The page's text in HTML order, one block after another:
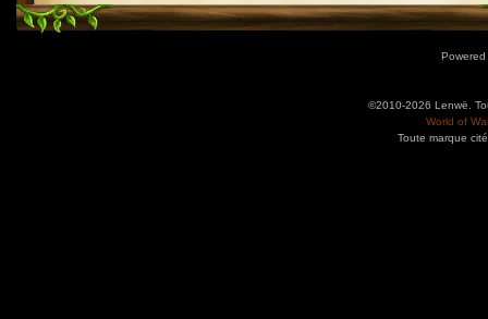
©2010-2026 Lenwë.
World of
Toute marque